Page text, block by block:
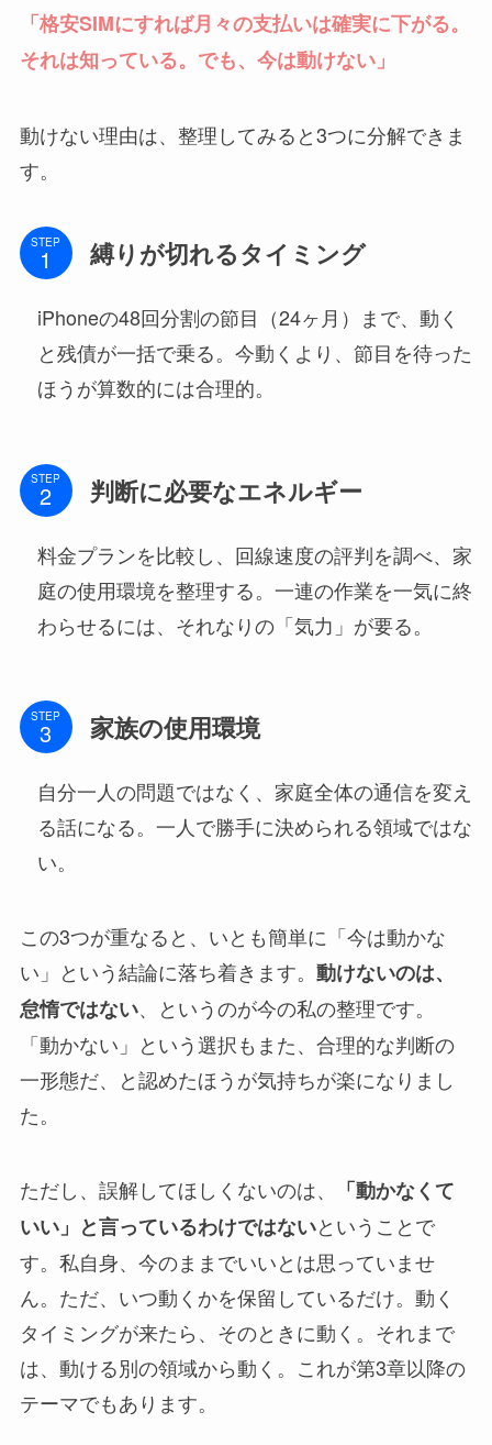
「格安SIMにすれば月々の支払いは確実に下がる。
それは知っている。でも、今は動けない」
動けない理由は、整理してみると3つに分解できま
す。
STEP 縛りが切れるタイミング
iPhoneの48回分割の節目（24ヶ月）まで、動く
と残債が一括で乗る。今動くより、節目を待った
ほうが算数的には合理的。
STEP 判断に必要なエネルギー
料金プランを比較し、回線速度の評判を調べ、家
庭の使用環境を整理する。一連の作業を一気に終
わらせるには、それなりの「気力」が要る。
STEP 家族の使用環境
自分一人の問題ではなく、家庭全体の通信を変え
る話になる。一人で勝手に決められる領域ではな
い。
この3つが重なると、いとも簡単に「今は動かな
い」という結論に落ち着きます。 動けないのは、
怠惰ではない、というのが今の私の整理です。
「動かない」という選択もまた、合理的な判断の
一形態だ、と認めたほうが気持ちが楽になりまし
た。
ただし、誤解してほしくないのは、
「動かなくて
いい」と言っているわけではないということで
す。私自身、今のままでいいとは思っていませ
ん。ただ、いつ動くかを保留しているだけ。動く
タイミングが来たら、そのときに動く。それまで
は、動ける別の領域から動く。これが第3章以降の
テーマでもあります。